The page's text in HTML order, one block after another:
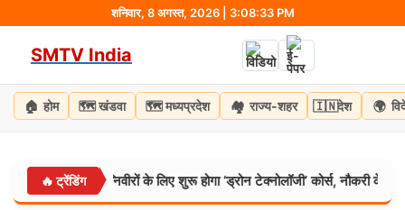
content
शनिवार, 8 अगस्त, 2026 | 3:08:34 PM
SMTV India
🏠 होम 🗺️ खंडवा 🗺️ मध्यप्रदेश 🏘️ राज्य-शहर 🇮🇳देश 🌍
🔥 ट्रेंडिंग
पहल: अग्निवीरों के लिए शुरू होगा ‘ड्रोन टेक्नोलॉजी’ कोर्स, नौकरी के साथ मिलेगी